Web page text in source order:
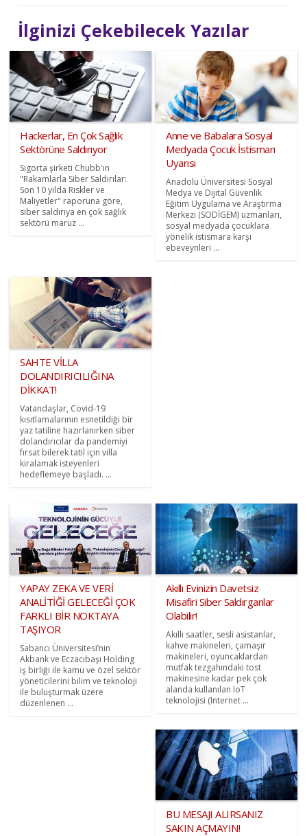
İlginizi Çekebilecek Yazılar
Hackerlar, En Çok Sağlık
Sektörüne Saldırıyor
Sigorta şirketi Chubb'ın
"Rakamlarla Siber Saldırılar:
Son 10 yılda Riskler ve
Maliyetler" raporuna göre,
siber saldırıya en çok sağlık
sektörü maruz ...
Anne ve Babalara Sosyal
Medyada Çocuk İstismarı
Uyarısı
Anadolu Üniversitesi Sosyal
Medya ve Dijital Güvenlik
Eğitim Uygulama ve Araştırma
Merkezi (SODİGEM) uzmanları,
sosyal medyada çocuklara
yönelik istismara karşı
ebeveynleri ...
SAHTE VİLLA
DOLANDIRICILIĞINA
DİKKAT!
Vatandaşlar, Covid-19
kısıtlamalarının esnetildiği bir
yaz tatiline hazırlanırken siber
dolandırıcılar da pandemiyi
fırsat bilerek tatil için villa
kiralamak isteyenleri
hedeflemeye başladı. ...
YAPAY ZEKA VE VERİ
ANALİTİĞİ GELECEĞİ ÇOK
FARKLI BİR NOKTAYA
TAŞIYOR
Sabancı Üniversitesi’nin
Akbank ve Eczacıbaşı Holding
iş birliği ile kamu ve özel sektör
yöneticilerini bilim ve teknoloji
ile buluşturmak üzere
düzenlenen ...
Akıllı Evinizin Davetsiz
Misafiri Siber Saldırganlar
Olabilir!
Akıllı saatler, sesli asistanlar,
kahve makineleri, çamaşır
makineleri, oyuncaklardan
mutfak tezgahındaki tost
makinesine kadar pek çok
alanda kullanılan IoT
teknolojisi (Internet ...
BU MESAJI ALIRSANIZ
SAKIN AÇMAYIN!